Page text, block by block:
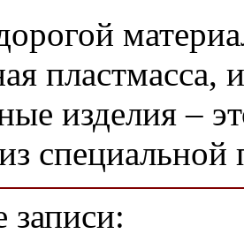
пластмасса,
изделия –
специальной
записи: